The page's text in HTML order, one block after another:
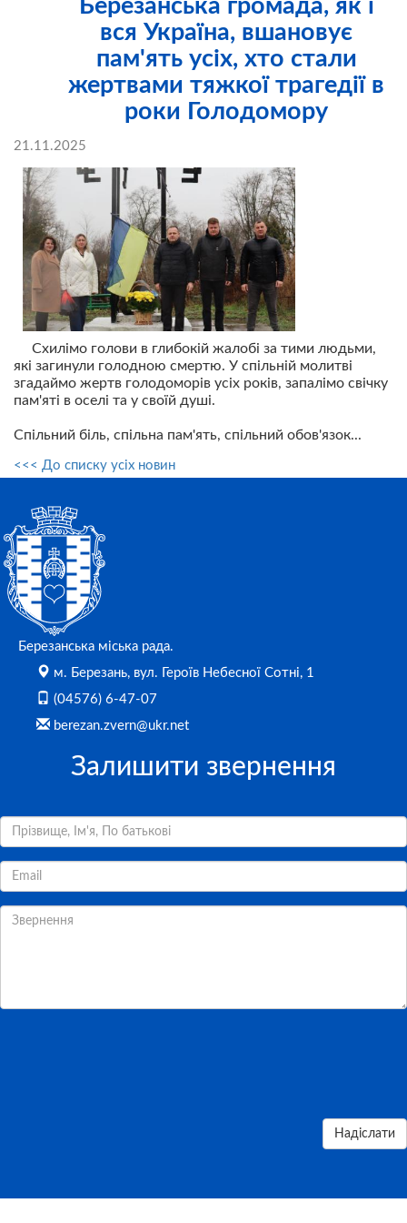
Березанська громада, як і
вся Україна, вшановує
пам'ять усіх, хто стали
жертвами тяжкої трагедії в
роки Голодомору
21.11.2025
Схилімо голови в глибокій жалобі за тими людьми,
які загинули голодною смертю. У спільній молитві
згадаймо жертв голодоморів усіх років, запалімо свічку
пам'яті в оселі та у своїй душі.
Спільний біль, спільна пам'ять, спільний обов'язок...
<<< До списку усіх новин
Березанська міська рада.
м. Березань, вул. Героїв Небесної Сотні, 1
(04576) 6-47-07
berezan.zvern@ukr.net
Залишити звернення
Надіслати